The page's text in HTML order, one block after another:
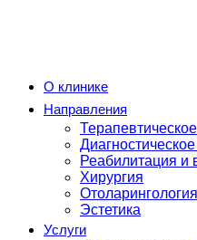
О клинике
Направления
Реабилитация и
Хирургия
Отоларингология
Эстетика
Услуги